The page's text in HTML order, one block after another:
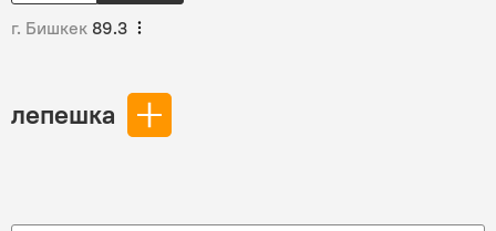
г. Бишкек 89.3
лепешка